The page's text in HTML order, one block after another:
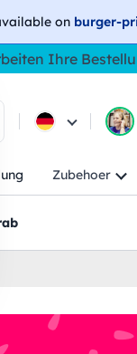
on burger-
Ihre
Zubehoer